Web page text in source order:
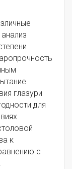
глазури
для
к
с